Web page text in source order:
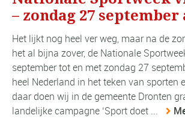
– zondag 27 september
Het lijkt nog heel ver weg, maar na de
het al bijna zover, de Nationale
september tot en met zondag 27
heel Nederland in het teken van sporten
daar doen wij in de gemeente Dronten
landelijke campagne ‘Sport doet ...